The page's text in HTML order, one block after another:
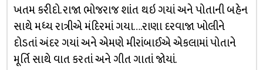
ખતમ કરીદો. રાજા ભોજરાજ શાંત થઇ ગયાં અને પોતાની બહેન
સાથે મધ્ય રાત્રીએ મંદિરમાં ગયા….રાણા દરવાજા ખોલીને
દોડતાં અંદર ગયાં અને એમણે મીરાંબાઈએ એકલામાં પોતાને
મૂર્તિ સાથે વાત કરતાં અને ગીત ગાતાં જોયાં.